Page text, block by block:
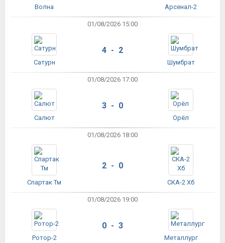
Волна Арсенал-2
01/08/2026 15:00
Сатурн
4 - 2
Шумбрат
01/08/2026 17:00
Салют
3 - 0
Орёл
01/08/2026 18:00
Спартак Тм
2 - 0
СКА-2 Хб
01/08/2026 19:00
Ротор-2
0 - 3
Металлург